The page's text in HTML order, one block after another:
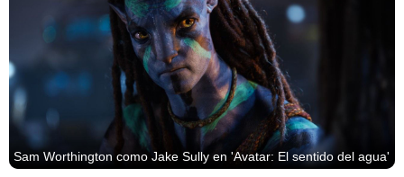
Sam Worthington como Jake Sully en 'Avatar: El sentido del agua'